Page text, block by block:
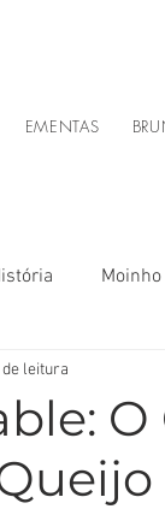
EMENTAS
leitura